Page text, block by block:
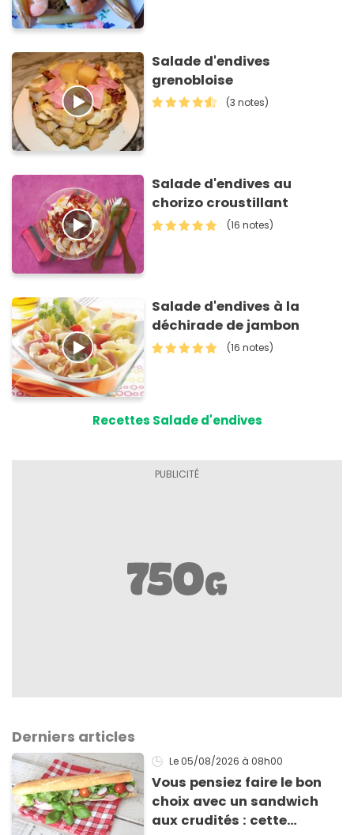
Salade d'endives
grenobloise
(3 notes)
Salade d'endives au
chorizo croustillant
(16 notes)
Salade d'endives à la
déchirade de jambon
(16 notes)
Recettes Salade d'endives
Derniers articles
Le 05/08/2026 à 08h00
Vous pensiez faire le bon
choix avec un sandwich
aux crudités : cette